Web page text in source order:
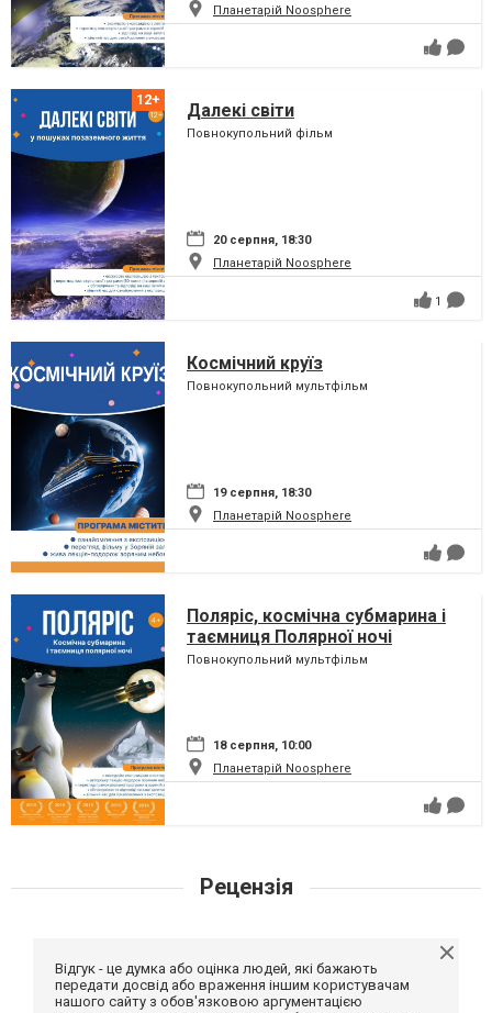
Планетарій Noosphere
Далекі світи
Повнокупольний фільм
20 серпня, 18:30
Планетарій Noosphere
1
Космічний круїз
Повнокупольний мультфільм
19 серпня, 18:30
Планетарій Noosphere
Поляріс, космічна субмарина і
таємниця Полярної ночі
Повнокупольний мультфільм
18 серпня, 10:00
Планетарій Noosphere
Рецензія
Відгук - це думка або оцінка людей, які бажають
передати досвід або враження іншим користувачам
нашого сайту з обов'язковою аргументацією